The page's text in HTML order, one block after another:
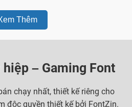
Thêm
– Gaming Font
chạy nhất, thiết kế riêng cho
độc quyền thiết kế bởi FontZin.